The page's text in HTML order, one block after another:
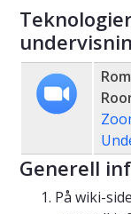
Generell
På wiki-